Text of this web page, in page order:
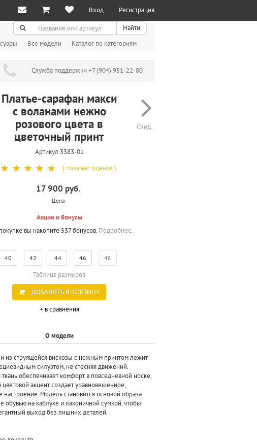
Вход Регистрация
Поиск
Найти
Все модели Каталог по категориям
Служба поддержки +7 (904) 951-22-80
Платье-сарафан макси
с воланами нежно
розового цвета в
цветочный принт
Артикул 3383-01
След.
☆
☆
☆
☆
☆ ( пока нет оценок )
17 900 руб.
Цена
Акции и бонусы
вы накопите 537 бонусов. Подробнее.
40 42 44 46 48
Таблица размеров
ДОБАВИТЬ В КОРЗИНУ
+ в сравнения
О модели
из струящейся вискозы с нежным принтом лежит
силуэтом, не стесняя движений.
ткань обеспечивает комфорт в повседневной носке,
акцент создает уравновешенное,
настроение. Модель становится основой образа:
обувью на каблуке и лаконичной сумкой, чтобы
выход без лишних деталей.